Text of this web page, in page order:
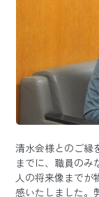
清水会様とのご縁
までに、職員のみ
人の将来像までが
感いたしました。